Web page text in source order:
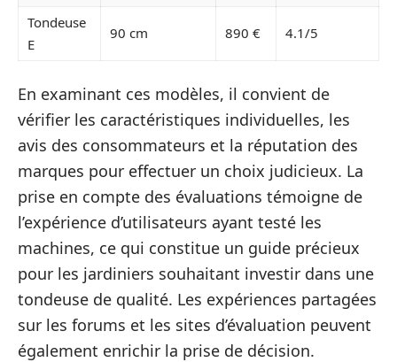
Tondeuse
E
90 cm 890 € 4.1/5
En examinant ces modèles, il convient de
vérifier les caractéristiques individuelles, les
avis des consommateurs et la réputation des
marques pour effectuer un choix judicieux. La
prise en compte des évaluations témoigne de
l’expérience d’utilisateurs ayant testé les
machines, ce qui constitue un guide précieux
pour les jardiniers souhaitant investir dans une
tondeuse de qualité. Les expériences partagées
sur les forums et les sites d’évaluation peuvent
également enrichir la prise de décision.